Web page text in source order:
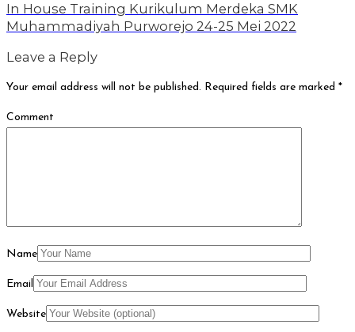
In House Training Kurikulum Merdeka SMK
Muhammadiyah Purworejo 24-25 Mei 2022
Leave a Reply
Your email address will not be published. Required fields are marked *
Comment
Name
Email
Website